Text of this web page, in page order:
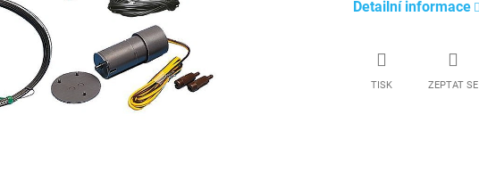
Detailní informace
TISK ZEPTAT SE